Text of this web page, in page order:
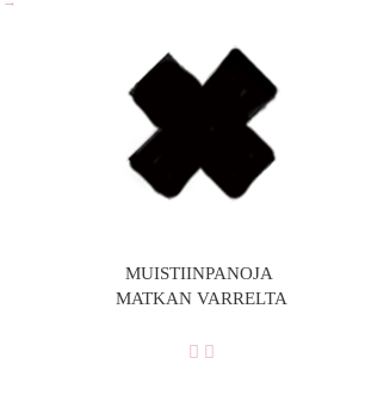
MUISTIINPANOJA
MATKAN VARRELTA